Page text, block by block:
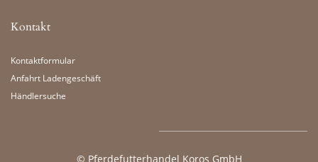
Kontakt
Kontaktformular
Anfahrt Ladengeschäft
Händlersuche
© Pferdefutterhandel Koros GmbH